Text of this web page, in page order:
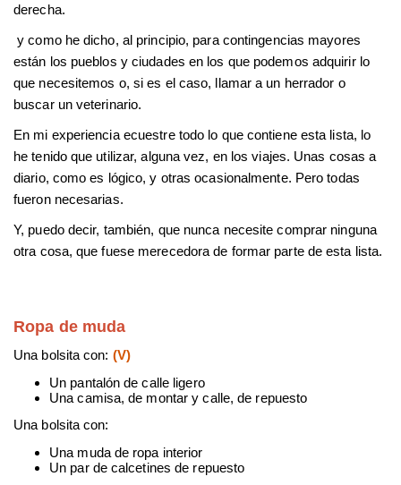
derecha.
y como he dicho, al principio, para contingencias mayores
están los pueblos y ciudades en los que podemos adquirir lo
que necesitemos o, si es el caso, llamar a un herrador o
buscar un veterinario.
En mi experiencia ecuestre todo lo que contiene esta lista, lo
he tenido que utilizar, alguna vez, en los viajes. Unas cosas a
diario, como es lógico, y otras ocasionalmente. Pero todas
fueron necesarias.
Y, puedo decir, también, que nunca necesite comprar ninguna
otra cosa, que fuese merecedora de formar parte de esta lista.
Ropa de muda
Una bolsita con: (V)
Un pantalón de calle ligero
Una camisa, de montar y calle, de repuesto
Una bolsita con:
Una muda de ropa interior
Un par de calcetines de repuesto